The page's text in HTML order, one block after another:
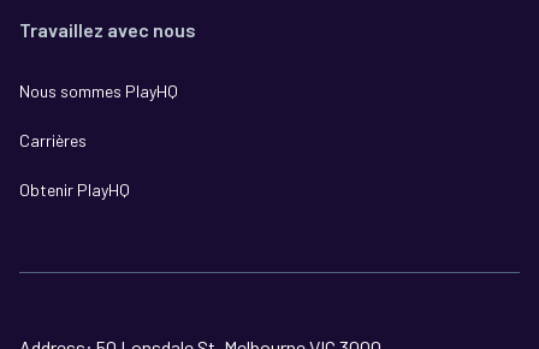
Travaillez avec nous
Nous sommes PlayHQ
Carrières
Obtenir PlayHQ